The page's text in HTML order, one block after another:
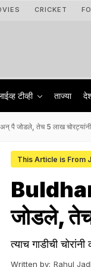
CRICKET
टीव्ही ताज्या
पै जोडले, तेच 5 लाख
This Article is From
जोडले,
त्याच गाडीची
Written by: Rahul